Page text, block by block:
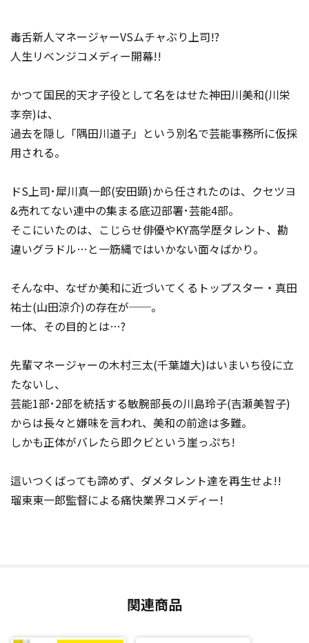
毒舌新人マネージャーVSムチャぶり上司!?
人生リベンジコメディー開幕!!
かつて国民的天才子役として名をはせた神田川美和(川栄
李奈)は、
過去を隠し「隅田川道子」という別名で芸能事務所に仮採
用される。
ドS上司･犀川真一郎(安田顕)から任されたのは、クセツヨ
&売れてない連中の集まる底辺部署･芸能4部。
そこにいたのは、こじらせ俳優やKY高学歴タレント、勘
違いグラドル…と一筋縄ではいかない面々ばかり。
そんな中、なぜか美和に近づいてくるトップスター・真田
祐士(山田涼介)の存在が──。
一体、その目的とは…?
先輩マネージャーの木村三太(千葉雄大)はいまいち役に立
たないし、
芸能1部･2部を統括する敏腕部長の川島玲子(吉瀬美智子)
からは長々と嫌味を言われ、美和の前途は多難。
しかも正体がバレたら即クビという崖っぷち!
這いつくばっても諦めず、ダメタレント達を再生せよ!!
瑠東東一郎監督による痛快業界コメディー!
関連商品